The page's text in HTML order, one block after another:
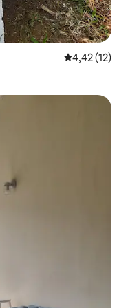
5 üzerinden
4,42 (12)